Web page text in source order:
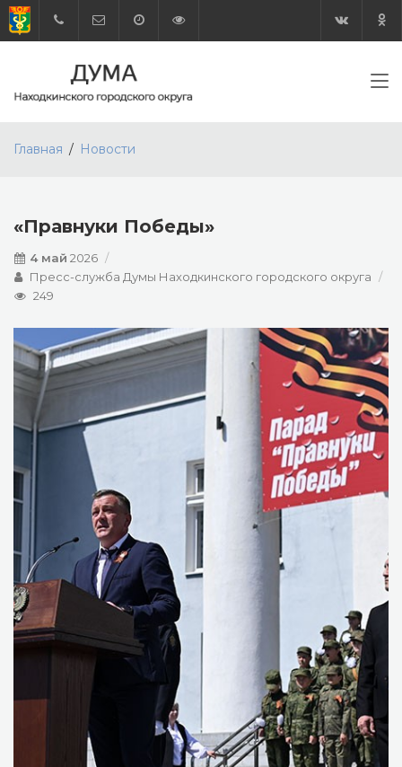
Главная Новости
«Правнуки Победы»
4 май 2026
Пресс-служба Думы Находкинского городского округа
249